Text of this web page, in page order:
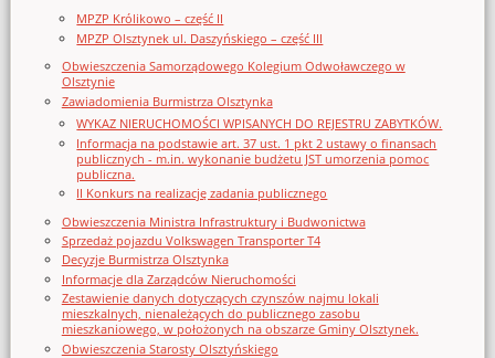
MPZP Królikowo – część II
MPZP Olsztynek ul. Daszyńskiego – część III
Obwieszczenia Samorządowego Kolegium Odwoławczego w
Olsztynie
Zawiadomienia Burmistrza Olsztynka
WYKAZ NIERUCHOMOŚCI WPISANYCH DO REJESTRU ZABYTKÓW.
Informacja na podstawie art. 37 ust. 1 pkt 2 ustawy o finansach
publicznych - m.in. wykonanie budżetu JST umorzenia pomoc
publiczna.
II Konkurs na realizację zadania publicznego
Obwieszczenia Ministra Infrastruktury i Budwonictwa
Sprzedaż pojazdu Volkswagen Transporter T4
Decyzje Burmistrza Olsztynka
Informacje dla Zarządców Nieruchomości
Zestawienie danych dotyczących czynszów najmu lokali
mieszkalnych, nienależących do publicznego zasobu
mieszkaniowego, w położonych na obszarze Gminy Olsztynek.
Obwieszczenia Starosty Olsztyńskiego